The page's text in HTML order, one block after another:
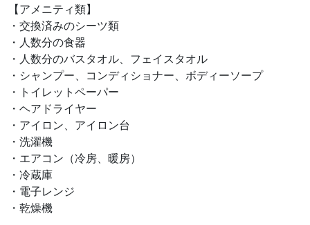
【アメニティ類】
・交換済みのシーツ類
・人数分の食器
・人数分のバスタオル、フェイスタオル
・シャンプー、コンディショナー、ボディーソープ
・トイレットペーパー
・ヘアドライヤー
・アイロン、アイロン台
・洗濯機
・エアコン（冷房、暖房）
・冷蔵庫
・電子レンジ
・乾燥機